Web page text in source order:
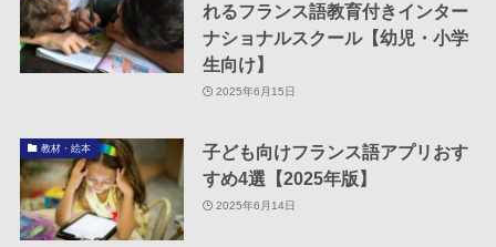
れるフランス語教育付きインター
ナショナルスクール【幼児・小学
生向け】
2025年6月15日
教材・絵本
子ども向けフランス語アプリおす
すめ4選【2025年版】
2025年6月14日